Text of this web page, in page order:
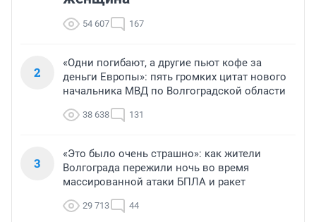
54 607 167
2
«Одни погибают, а другие пьют кофе за
деньги Европы»: пять громких цитат нового
начальника МВД по Волгоградской области
38 638 131
3
«Это было очень страшно»: как жители
Волгограда пережили ночь во время
массированной атаки БПЛА и ракет
29 713 44